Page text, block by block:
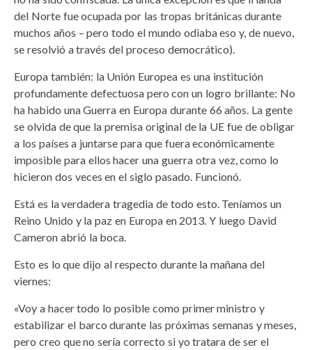
del Norte fue ocupada por las tropas británicas durante
muchos años – pero todo el mundo odiaba eso y, de nuevo,
se resolvió a través del proceso democrático).
Europa también: la Unión Europea es una institución
profundamente defectuosa pero con un logro brillante: No
ha habido una Guerra en Europa durante 66 años. La gente
se olvida de que la premisa original de la UE fue de obligar
a los países a juntarse para que fuera económicamente
imposible para ellos hacer una guerra otra vez, como lo
hicieron dos veces en el siglo pasado. Funcionó.
Está es la verdadera tragedia de todo esto. Teníamos un
Reino Unido y la paz en Europa en 2013. Y luego David
Cameron abrió la boca.
Esto es lo que dijo al respecto durante la mañana del
viernes:
«Voy a hacer todo lo posible como primer ministro y
estabilizar el barco durante las próximas semanas y meses,
pero creo que no sería correcto si yo tratara de ser el